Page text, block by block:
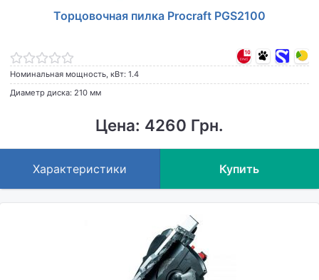
Торцовочная пилка Procraft PGS2100
Номинальная мощность, кВт: 1.4
Диаметр диска: 210 мм
Цена: 4260 Грн.
Характеристики Купить